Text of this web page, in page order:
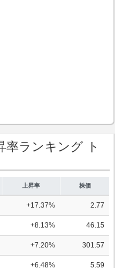
率ランキング ト
上昇率 株価
+17.37% 2.77
+8.13% 46.15
+7.20% 301.57
+6.48% 5.59